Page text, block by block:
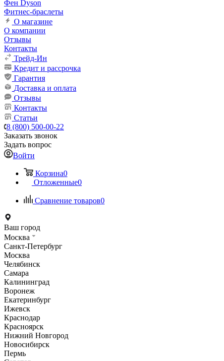
Фен Dyson
Фитнес-браслеты
О магазине
О компании
Отзывы
Контакты
Трейд-Ин
Кредит и рассрочка
Гарантия
Доставка и оплата
Отзывы
Контакты
Статьи
8 (800) 500-00-22
Заказать звонок
Задать вопрос
Войти
Корзина0
Отложенные0
Сравнение товаров0
Ваш город
Москва
Санкт-Петербург
Москва
Челябинск
Самара
Калининград
Воронеж
Екатеринбург
Ижевск
Краснодар
Красноярск
Нижний Новгород
Новосибирск
Пермь